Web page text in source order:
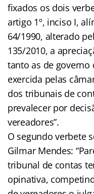
fixados os dois
artigo 1º, inciso I,
64/1990, alterado
135/2010, a
tanto as de governo
exercida pelas
dos tribunais de
prevalecer por
vereadores”.
O segundo verbete
Gilmar Mendes:
tribunal de contas
opinativa,